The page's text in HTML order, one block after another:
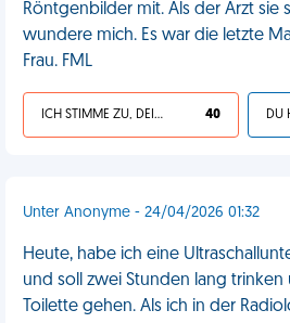
Röntgenbilder mit. Als der Arzt sie
wundere mich. Es war die letzte
Frau. FML
ICH STIMME ZU, DEIN LEBEN IST SCHEISSE 40
Unter Anonyme - 24/04/2026 01:32
Heute, habe ich eine
und soll zwei Stunden lang
Toilette gehen. Als ich in der